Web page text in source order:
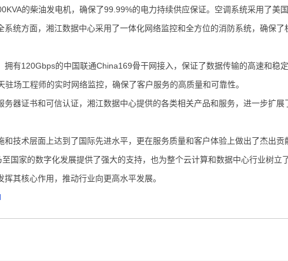
的柴油发电机，确保了99.99%的电力持续供应保证。空调系统采用了美
统方面，湘江数据中心采用了一体化网络监控和全方位的消防系统，确保了
拥有120Gbps的中国联通China169骨干网接入，保证了数据传输的高速和稳
场工程师的实时网络监控，确保了客户服务的高质量和可靠性。
务器证书和可信认证，湘江数据中心提供的各类相关产品和服务，进一步扩展
技术层面上达到了国际先进水平，更在服务质量和客户体验上做出了杰出贡
国家的数字化发展提供了强大的支持，也为整个云计算和数据中心行业树立
其核心作用，推动行业向更高水平发展。